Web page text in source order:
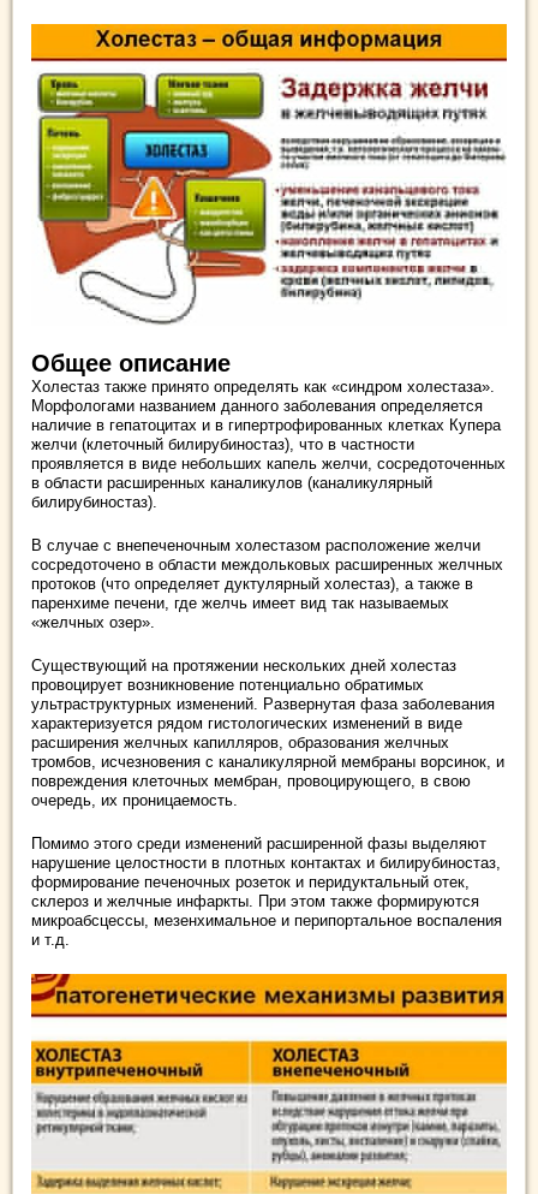
Общее описание
Холестаз также принято определять как «синдром холестаза».
Морфологами названием данного заболевания определяется
наличие в гепатоцитах и в гипертрофированных клетках Купера
желчи (клеточный билирубиностаз), что в частности
проявляется в виде небольших капель желчи, сосредоточенных
в области расширенных каналикулов (каналикулярный
билирубиностаз).
В случае с внепеченочным холестазом расположение желчи
сосредоточено в области междольковых расширенных желчных
протоков (что определяет дуктулярный холестаз), а также в
паренхиме печени, где желчь имеет вид так называемых
«желчных озер».
Существующий на протяжении нескольких дней холестаз
провоцирует возникновение потенциально обратимых
ультраструктурных изменений. Развернутая фаза заболевания
характеризуется рядом гистологических изменений в виде
расширения желчных капилляров, образования желчных
тромбов, исчезновения с каналикулярной мембраны ворсинок, и
повреждения клеточных мембран, провоцирующего, в свою
очередь, их проницаемость.
Помимо этого среди изменений расширенной фазы выделяют
нарушение целостности в плотных контактах и билирубиностаз,
формирование печеночных розеток и перидуктальный отек,
склероз и желчные инфаркты. При этом также формируются
микроабсцессы, мезенхимальное и перипортальное воспаления
и т.д.